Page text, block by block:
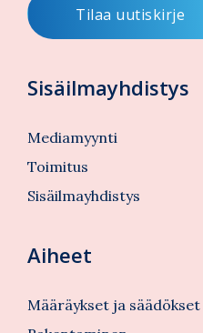
Sisäilmayhdistys
Mediamyynti
Toimitus
Sisäilmayhdistys
Aiheet
Määräykset ja säädökset